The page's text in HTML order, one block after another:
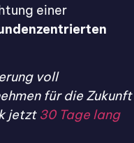
einer
voll
für die Zukunft
jetzt 30 Tage lang